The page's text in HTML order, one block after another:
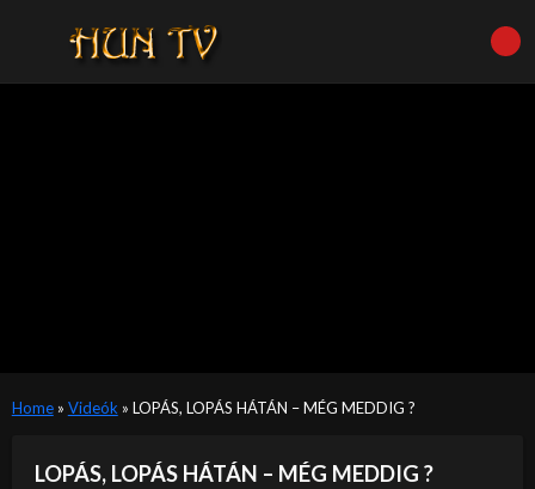
Home» Videók » LOPÁS, LOPÁS HÁTÁN – MÉG MEDDIG ?
LOPÁS, LOPÁS HÁTÁN – MÉG MEDDIG ?